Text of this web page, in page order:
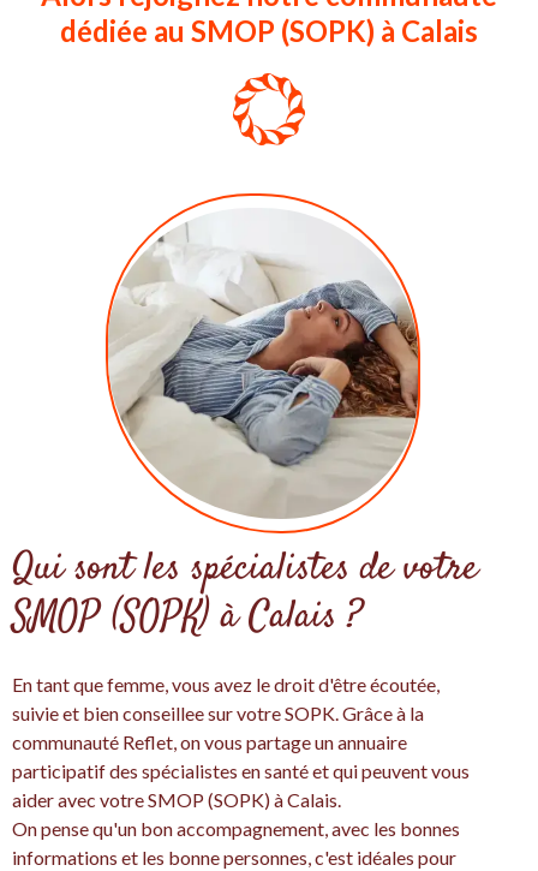
dédiée au SMOP (SOPK) à Calais
Qui sont les spécialistes de votre
SMOP (SOPK) à Calais ?
En tant que femme, vous avez le droit d'être écoutée,
suivie et bien conseillee sur votre SOPK. Grâce à la
communauté Reflet, on vous partage un annuaire
participatif des spécialistes en santé et qui peuvent vous
aider avec votre SMOP (SOPK) à Calais.
On pense qu'un bon accompagnement, avec les bonnes
informations et les bonne personnes, c'est idéales pour